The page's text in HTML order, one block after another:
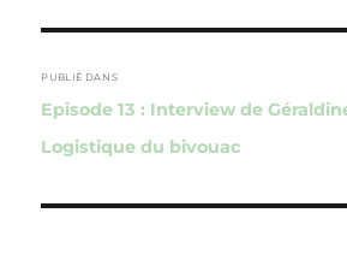
de
l’article
PUBLIÉ DANS
Episode 13 : Interview de
Logistique du bivouac